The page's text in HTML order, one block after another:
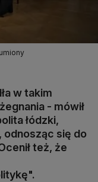
w takim
- mówił
łódzki,
odnosząc się do
też, że